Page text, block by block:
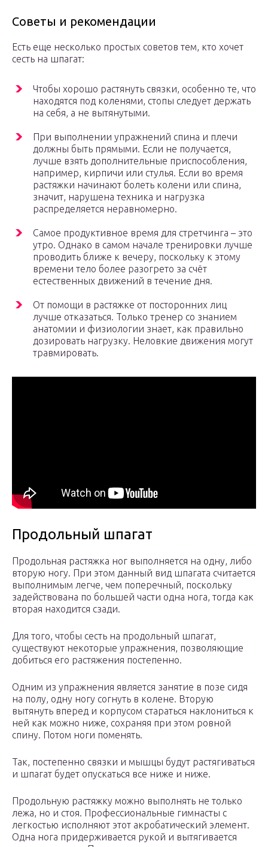
Советы и рекомендации
Есть еще несколько простых советов тем, кто хочет
сесть на шпагат:
Чтобы хорошо растянуть связки, особенно те, что
находятся под коленями, стопы следует держать
на себя, а не вытянутыми.
При выполнении упражнений спина и плечи
должны быть прямыми. Если не получается,
лучше взять дополнительные приспособления,
например, кирпичи или стулья. Если во время
растяжки начинают болеть колени или спина,
значит, нарушена техника и нагрузка
распределяется неравномерно.
Самое продуктивное время для стретчинга – это
утро. Однако в самом начале тренировки лучше
проводить ближе к вечеру, поскольку к этому
времени тело более разогрето за счёт
естественных движений в течение дня.
От помощи в растяжке от посторонних лиц
лучше отказаться. Только тренер со знанием
анатомии и физиологии знает, как правильно
дозировать нагрузку. Неловкие движения могут
травмировать.
Продольный шпагат
Продольная растяжка ног выполняется на одну, либо
вторую ногу. При этом данный вид шпагата считается
выполнимым легче, чем поперечный, поскольку
задействована по большей части одна нога, тогда как
вторая находится сзади.
Для того, чтобы сесть на продольный шпагат,
существуют некоторые упражнения, позволяющие
добиться его растяжения постепенно.
Одним из упражнения является занятие в позе сидя
на полу, одну ногу согнуть в колене. Вторую
вытянуть вперед и корпусом стараться наклониться к
ней как можно ниже, сохраняя при этом ровной
спину. Потом ноги поменять.
Так, постепенно связки и мышцы будут растягиваться
и шпагат будет опускаться все ниже и ниже.
Продольную растяжку можно выполнять не только
лежа, но и стоя. Профессиональные гимнасты с
легкостью исполняют этот акробатический элемент.
Одна нога придерживается рукой и вытягивается